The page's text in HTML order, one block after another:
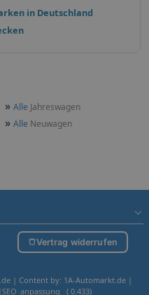
in Deutschland
» Alle Jahreswagen
» Alle Neuwagen
Vertrag widerrufen
| Content by: 1A-Automarkt.de |
( 0.433)